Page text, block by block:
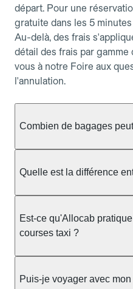
départ. Pour une
gratuite dans les 5
Au-delà, des frais
détail des frais par
vous à notre Foire aux
l'annulation.
Combien de bagages
taxi berline accueille en
ou nombreux, précisez-le
au chauffeur" lors de la
pas impacté par le nombre
Quelle est la différence
prendre en charge
station ou sur réservation,
réservation et propose un
l'avance. Chez Allocab,
Est-ce qu'Allocab
courses taxi ?
réglementation
Puis-je voyager avec